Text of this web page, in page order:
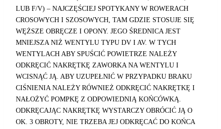
LUB F/V) – NAJCZĘŚCIEJ SPOTYKANY W ROWERACH
CROSOWYCH I SZOSOWYCH, TAM GDZIE STOSUJE SIĘ
WĘŻSZE OBRĘCZE I OPONY. JEGO ŚREDNICA JEST
MNIEJSZA NIŻ WENTYLU TYPU DV I AV. W TYCH
WENTYLACH ABY SPUŚCIĆ POWIETRZE NALEŻY
ODKRĘCIĆ NAKRĘTKĘ ZAWORKA NA WENTYLU I
WCISNĄĆ JĄ. ABY UZUPEŁNIĆ W PRZYPADKU BRAKU
CIŚNIENIA NALEŻY RÓWNIEŻ ODKRĘCIĆ NAKRĘTKĘ I
NAŁOŻYĆ POMPKĘ Z ODPOWIEDNIĄ KOŃCÓWKĄ.
ODKRĘCAJĄC NAKRĘTKĘ WYSTARCZY OBRÓCIĆ JĄ O
OK. 3 OBROTY, NIE TRZEBA JEJ ODKRĘCAĆ DO KOŃCA